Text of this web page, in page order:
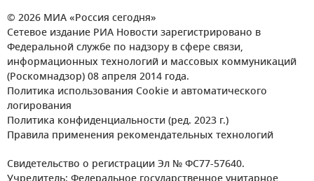
© 2026 МИА «Россия сегодня»
Сетевое издание РИА Новости зарегистрировано в
Федеральной службе по надзору в сфере связи,
информационных технологий и массовых коммуникаций
(Роскомнадзор) 08 апреля 2014 года.
Политика использования Cookie и автоматического
логирования
Политика конфиденциальности (ред. 2023 г.)
Правила применения рекомендательных технологий
Свидетельство о регистрации Эл № ФС77-57640.